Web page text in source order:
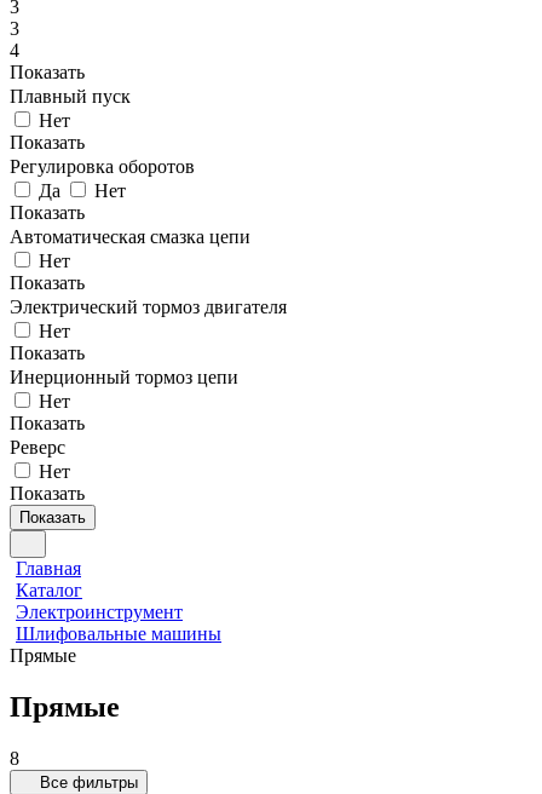
3
3
4
Показать
Плавный пуск
Нет
Показать
Регулировка оборотов
Да
Нет
Показать
Автоматическая смазка цепи
Нет
Показать
Электрический тормоз двигателя
Нет
Показать
Инерционный тормоз цепи
Нет
Показать
Реверс
Нет
Показать
Показать
Главная
Каталог
Электроинструмент
Шлифовальные машины
Прямые
Прямые
8
Все фильтры